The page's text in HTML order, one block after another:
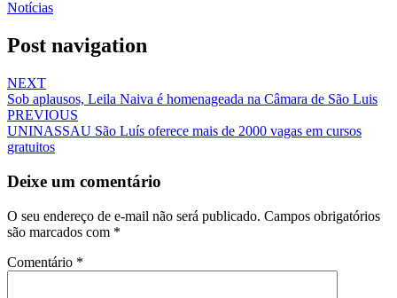
Notícias
Post navigation
NEXT
Sob aplausos, Leila Naiva é homenageada na Câmara de São Luis
PREVIOUS
UNINASSAU São Luís oferece mais de 2000 vagas em cursos
gratuitos
Deixe um comentário
O seu endereço de e-mail não será publicado. Campos obrigatórios
são marcados com *
Comentário *